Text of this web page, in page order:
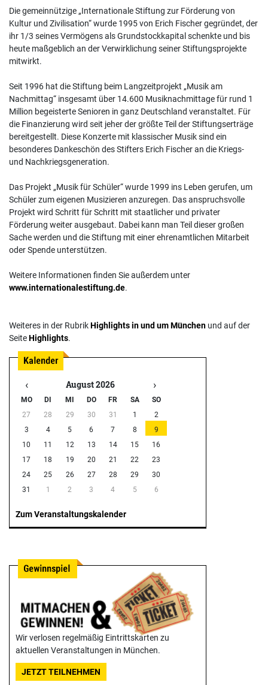
Die gemeinnützige „Internationale Stiftung zur Förderung von
Kultur und Zivilisation“ wurde 1995 von Erich Fischer gegründet, der
ihr 1/3 seines Vermögens als Grundstockkapital schenkte und bis
heute maßgeblich an der Verwirklichung seiner Stiftungsprojekte
mitwirkt.
Seit 1996 hat die Stiftung beim Langzeitprojekt „Musik am
Nachmittag“ insgesamt über 14.600 Musiknachmittage für rund 1
Million begeisterte Senioren in ganz Deutschland veranstaltet. Für
die Finanzierung wird seit jeher der größte Teil der Stiftungserträge
bereitgestellt. Diese Konzerte mit klassischer Musik sind ein
besonderes Dankeschön des Stifters Erich Fischer an die Kriegs-
und Nachkriegsgeneration.
Das Projekt „Musik für Schüler“ wurde 1999 ins Leben gerufen, um
Schüler zum eigenen Musizieren anzuregen. Das anspruchsvolle
Projekt wird Schritt für Schritt mit staatlicher und privater
Förderung weiter ausgebaut. Dabei kann man Teil dieser großen
Sache werden und die Stiftung mit einer ehrenamtlichen Mitarbeit
oder Spende unterstützen.
Weitere Informationen finden Sie außerdem unter
www.internationalestiftung.de.
Weiteres in der RubrikHighlights in und um München und auf der
SeiteHighlights.
‹ August 2026 ›
MO DI MI DO FR SA
SO
27
28 29 30 31 1
2
3
4 5 6 7 8
9
10
11 12 13 14 15
16
17
18 19 20 21 22
23
24
25 26 27 28 29
30
31
1 2 3 4 5 6
Zum Veranstaltungskalender
Wir verlosen regelmäßig Eintrittskarten zu
aktuellen Veranstaltungen in München.
JETZT TEILNEHMEN